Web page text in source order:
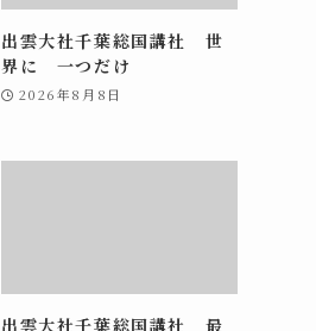
出雲大社千葉総国講社 世
界に 一つだけ
2026年8月8日
出雲大社千葉総国講社 最